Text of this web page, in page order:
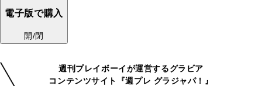
電子版で購入
開/閉
週刊プレイボーイが運営するグラビア
コンテンツサイト『週プレ グラジャパ！』